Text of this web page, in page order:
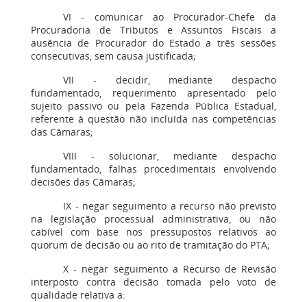
VI - comunicar ao Procurador-Chefe da
Procuradoria de Tributos e Assuntos Fiscais a
ausência de Procurador do Estado a três sessões
consecutivas, sem causa justificada;
VII - decidir, mediante despacho
fundamentado, requerimento apresentado pelo
sujeito passivo ou pela Fazenda Pública Estadual,
referente à questão não incluída nas competências
das Câmaras;
VIII - solucionar, mediante despacho
fundamentado, falhas procedimentais envolvendo
decisões das Câmaras;
IX - negar seguimento a recurso não previsto
na legislação processual administrativa, ou não
cabível com base nos pressupostos relativos ao
quorum de decisão ou ao rito de tramitação do PTA;
X - negar seguimento a Recurso de Revisão
interposto contra decisão tomada pelo voto de
qualidade relativa a: